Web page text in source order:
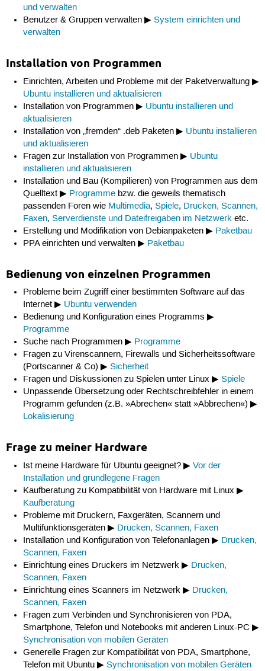
und verwalten
Benutzer & Gruppen verwalten ▶System einrichten und
verwalten
Installation von Programmen
Einrichten, Arbeiten und Probleme mit der Paketverwaltung ▶
Ubuntu installieren und aktualisieren
Installation von Programmen ▶ Ubuntu installieren und
aktualisieren
Installation von „fremden“ .deb Paketen ▶ Ubuntu installieren
und aktualisieren
Fragen zur Installation von Programmen ▶ Ubuntu
installieren und aktualisieren
Installation und Bau (Kompilieren) von Programmen aus dem
Quelltext ▶ Programme bzw. die geweils thematisch
passenden Foren wie Multimedia,Spiele, Drucken, Scannen,
Faxen,Serverdienste und Dateifreigaben im Netzwerk etc.
Erstellung und Modifikation von Debianpaketen ▶ Paketbau
PPA einrichten und verwalten ▶ Paketbau
Bedienung von einzelnen Programmen
Probleme beim Zugriff einer bestimmten Software auf das
Internet ▶ Ubuntu verwenden
Bedienung und Konfiguration eines Programms ▶
Programme
Suche nach Programmen ▶ Programme
Fragen zu Virenscannern, Firewalls und Sicherheitssoftware
(Portscanner & Co) ▶Sicherheit
Fragen und Diskussionen zu Spielen unter Linux ▶Spiele
Unpassende Übersetzung oder Rechtschreibfehler in einem
Programm gefunden (z.B. »Abrechen« statt »Abbrechen«) ▶
Lokalisierung
Frage zu meiner Hardware
Ist meine Hardware für Ubuntu geeignet? ▶Vor der
Installation und grundlegene Fragen
Kaufberatung zu Kompatibilität von Hardware mit Linux ▶
Kaufberatung
Probleme mit Druckern, Faxgeräten, Scannern und
Multifunktionsgeräten ▶ Drucken, Scannen, Faxen
Installation und Konfiguration von Telefonanlagen ▶ Drucken,
Scannen, Faxen
Einrichtung eines Druckers im Netzwerk ▶ Drucken,
Scannen, Faxen
Einrichtung eines Scanners im Netzwerk ▶ Drucken,
Scannen, Faxen
Fragen zum Verbinden und Synchronisieren von PDA,
Smartphone, Telefon und Notebooks mit anderen Linux-PC ▶
Synchronisation von mobilen Geräten
Generelle Fragen zur Kompatibilität von PDA, Smartphone,
Telefon mit Ubuntu ▶Synchronisation von mobilen Geräten